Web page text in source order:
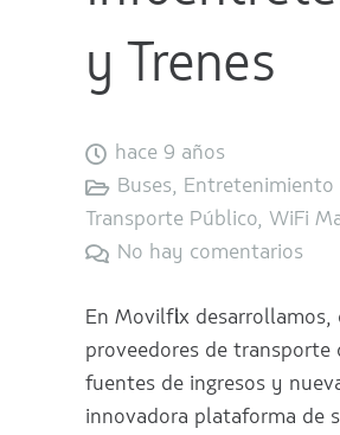
y Trenes
hace 9 años
Buses, Entretenimiento
Transporte Público, WiFi
No hay comentarios
En Movilflix
proveedores de transporte
fuentes de ingresos y
innovadora plataforma de